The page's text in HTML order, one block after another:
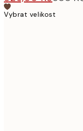
Vybrat velikost